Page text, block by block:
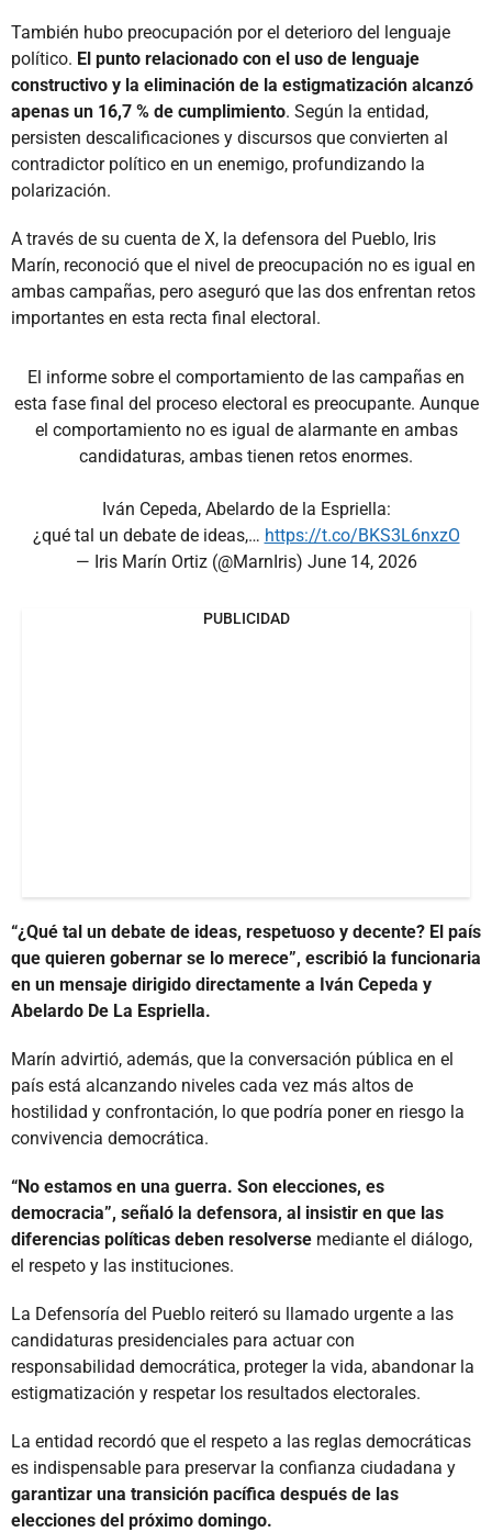
También hubo preocupación por el deterioro del lenguaje
político. El punto relacionado con el uso de lenguaje
constructivo y la eliminación de la estigmatización alcanzó
apenas un 16,7 % de cumplimiento. Según la entidad,
persisten descalificaciones y discursos que convierten al
contradictor político en un enemigo, profundizando la
polarización.
A través de su cuenta de X, la defensora del Pueblo, Iris
Marín, reconoció que el nivel de preocupación no es igual en
ambas campañas, pero aseguró que las dos enfrentan retos
importantes en esta recta final electoral.
El informe sobre el comportamiento de las campañas en
esta fase final del proceso electoral es preocupante. Aunque
el comportamiento no es igual de alarmante en ambas
candidaturas, ambas tienen retos enormes.
Iván Cepeda, Abelardo de la Espriella:
¿qué tal un debate de ideas,… https://t.co/BKS3L6nxzO
— Iris Marín Ortiz (@MarnIris) June 14, 2026
PUBLICIDAD
“¿Qué tal un debate de ideas, respetuoso y decente? El país
que quieren gobernar se lo merece”, escribió la funcionaria
en un mensaje dirigido directamente a Iván Cepeda y
Abelardo De La Espriella.
Marín advirtió, además, que la conversación pública en el
país está alcanzando niveles cada vez más altos de
hostilidad y confrontación, lo que podría poner en riesgo la
convivencia democrática.
“No estamos en una guerra. Son elecciones, es
democracia”, señaló la defensora, al insistir en que las
diferencias políticas deben resolverse mediante el diálogo,
el respeto y las instituciones.
La Defensoría del Pueblo reiteró su llamado urgente a las
candidaturas presidenciales para actuar con
responsabilidad democrática, proteger la vida, abandonar la
estigmatización y respetar los resultados electorales.
La entidad recordó que el respeto a las reglas democráticas
es indispensable para preservar la confianza ciudadana y
garantizar una transición pacífica después de las
elecciones del próximo domingo.